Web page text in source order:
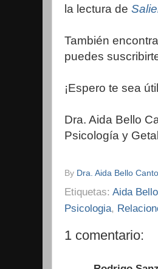
la lectura de
También
puedes
¡Espero te sea
Dra. Aida Bello
Psicología y
By Dra. Aida Bello Canto
Etiquetas: Aida
Psicologia,
1 comentario: